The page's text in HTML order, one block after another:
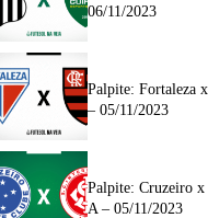
06/11/2023
Palpite: Fortaleza
– 05/11/2023
Palpite: Cruzeiro
A – 05/11/2023